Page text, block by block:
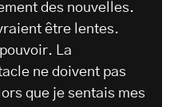
des nouvelles.
être lentes.
La
ne doivent pas
que je sentais mes